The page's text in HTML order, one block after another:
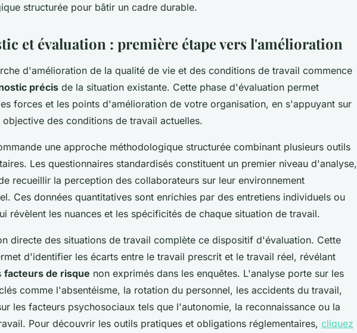
structurée pour bâtir un cadre durable.
et évaluation : première étape vers l'amélioration
d'amélioration de la qualité de vie et des conditions de travail commence
précis de la situation existante. Cette phase d'évaluation permet
forces et les points d'amélioration de votre organisation, en s'appuyant sur
objective des conditions de travail actuelles.
une approche méthodologique structurée combinant plusieurs outils
Les questionnaires standardisés constituent un premier niveau d'analyse,
recueillir la perception des collaborateurs sur leur environnement
Ces données quantitatives sont enrichies par des entretiens individuels ou
révèlent les nuances et les spécificités de chaque situation de travail.
directe des situations de travail complète ce dispositif d'évaluation. Cette
d'identifier les écarts entre le travail prescrit et le travail réel, révélant
facteurs de risque non exprimés dans les enquêtes. L'analyse porte sur les
comme l'absentéisme, la rotation du personnel, les accidents du travail,
les facteurs psychosociaux tels que l'autonomie, la reconnaissance ou la
Pour découvrir les outils pratiques et obligations réglementaires, cliquez